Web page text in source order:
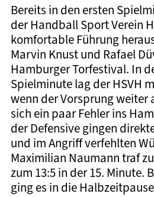
Bereits in den ersten
der Handball Sport Verein
komfortable Führung
Marvin Knust und Rafael
Hamburger Torfestival. In
Spielminute lag der HSVH
wenn der Vorsprung weiter
sich ein paar Fehler ins
der Defensive gingen
und im Angriff verfehlten
Maximilian Naumann traf
zum 13:5 in der 15. Minute.
ging es in die